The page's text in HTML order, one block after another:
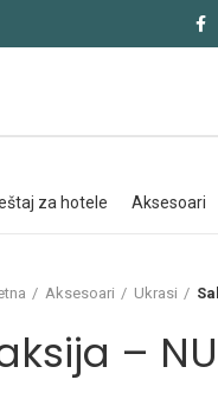
za hotele aksesoari
Aksesoari Ukrasi
–